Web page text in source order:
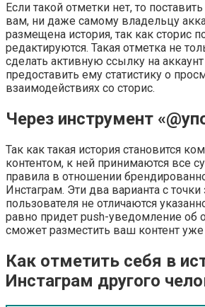
Если такой отметки нет, то
вам, ни даже самому владельцу
размещена история, так как сторис
редактируются. Такая отметка не
сделать активную ссылку на
предоставить ему статистику о
взаимодействиях со сторис.
Через инструмент
Так как такая история становится
контентом, к ней принимаются все
правила в отношении
Инстаграм. Эти два варианта с
пользователя не отличаются
равно придет push-уведомление об
сможет разместить ваш контент уже
Как отметить себя в
Инстаграм другого